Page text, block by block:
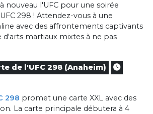
nouveau l'UFC pour une soirée
298 ! Attendez-vous à une
avec des affrontements captivants
d'arts martiaux mixtes à ne pas
de l'UFC 298 (Anaheim)
298 promet une carte XXL avec des
La carte principale débutera à 4